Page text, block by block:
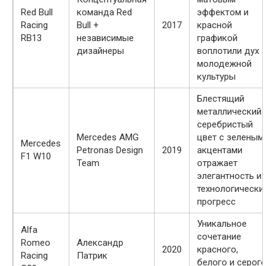
Red Bull
Racing
RB13
команда Red
Bull +
независимые
дизайнеры
2017
эффектом и
красной
графикой
воплотили дух
молодежной
культуры
Mercedes
F1 W10
Mercedes AMG
Petronas Design
Team
2019
Блестящий
металлический
серебристый
цвет с зелеными
акцентами
отражает
элегантность и
технологический
прогресс
Alfa
Romeo
Racing
Александр
Патрик
2020
Уникальное
сочетание
красного,
белого и серого